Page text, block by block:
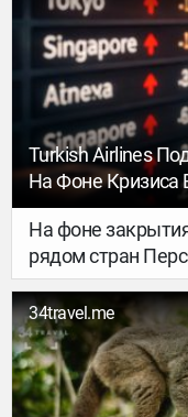
статье
встать на доску
направления
стоит и как
Turkish Airlines
На Фоне Кризиса
На фоне
рядом стран
отмены рейсов
авиакомпании
на март.
34travel.me